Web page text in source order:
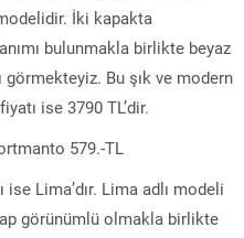
İki kapakta
bulunmakla birlikte beyaz
görmekteyiz. Bu şık ve modern
ise 3790 TL’dir.
Lima’dır. Lima adlı modeli
görünümlü olmakla birlikte